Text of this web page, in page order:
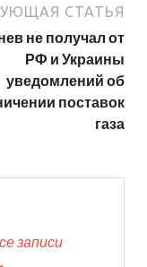
СТАТЬЯ
не получал от
РФ и Украины
уведомлений об
поставок
газа
записи